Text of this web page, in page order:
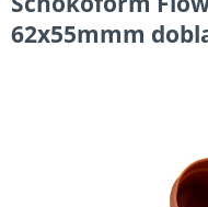
62x55mmm